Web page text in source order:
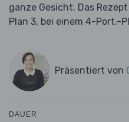
ganze Gesicht. Das
Plan 3, bei einem 4-Port.-
Präsentiert von
DAUER